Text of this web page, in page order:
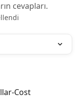
cevapları.
Cost